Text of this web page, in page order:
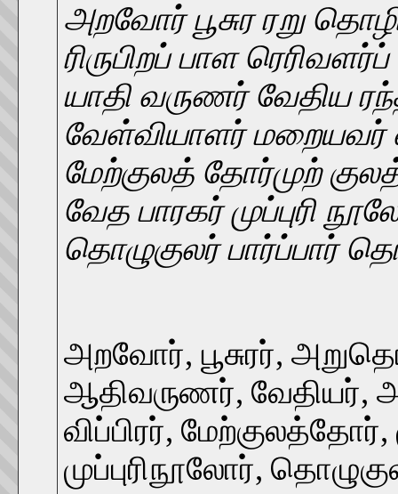
அறவோர் பூசுர ரறு
ரிருபிறப் பாள
யாதி வருணர் வேதிய
வேள்வியாளர் மறையவர்
மேற்குலத் தோர்முற்
வேத பாரகர் முப்புரி
தொழுகுலர் பார்ப்பார்
அறவோர், பூசுரர்,
ஆதிவருணர், வேதியர்,
விப்பிரர்,
முப்புரிநூலோர்,